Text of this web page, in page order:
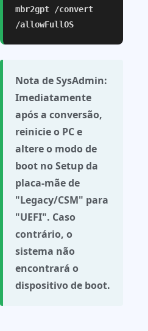
mbr2gpt /convert
/allowFullOS
Nota de SysAdmin:
Imediatamente
após a conversão,
reinicie o PC e
altere o modo de
boot no Setup da
placa-mãe de
"Legacy/CSM" para
"UEFI". Caso
contrário, o
sistema não
encontrará o
dispositivo de boot.